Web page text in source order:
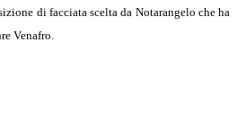
di facciata scelta da Notarangelo che ha
Venafro.